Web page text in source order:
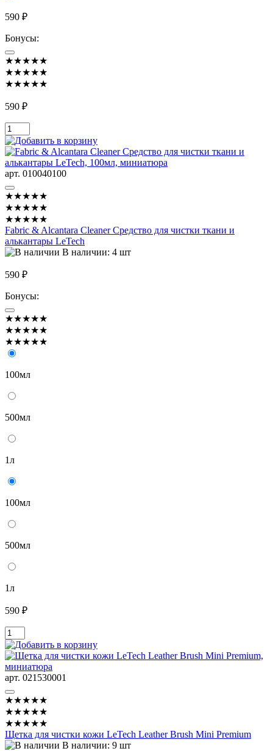
590 ₽
Бонусы:
★★★★★
★★★★★
★★★★★
590 ₽
арт. 010040100
★★★★★
★★★★★
★★★★★
Fabric & Alcantara Cleaner Средство для чистки ткани и
алькантары LeTech
В наличии: 4 шт
590 ₽
Бонусы:
★★★★★
★★★★★
★★★★★
100мл
500мл
1л
100мл
500мл
1л
590 ₽
арт. 021530001
★★★★★
★★★★★
★★★★★
Щетка для чистки кожи LeTech Leather Brush Mini Premium
В наличии: 9 шт